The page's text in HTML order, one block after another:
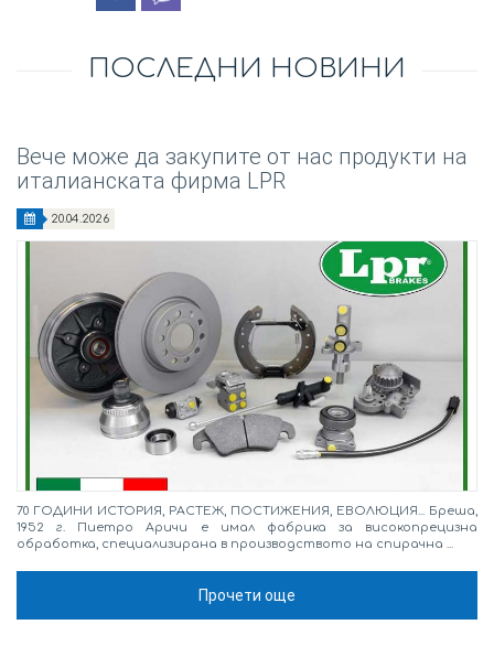
ПОСЛЕДНИ НОВИНИ
Вече може да закупите от нас продукти на
италианската фирма LPR
20.04.2026
70 ГОДИНИ ИСТОРИЯ, РАСТЕЖ, ПОСТИЖЕНИЯ, ЕВОЛЮЦИЯ... Бреша,
1952 г. Пиетро Аричи е имал фабрика за високопрецизна
обработка, специализирана в производството на спирачна ...
Прочети още